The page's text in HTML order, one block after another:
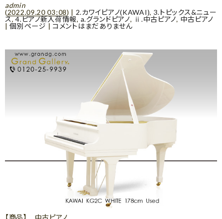
admin
(2022.09.20 03:08) | 2.カワイピアノ(KAWAI), 3.トピックス&ニュー
ス,4.ピアノ新入荷情報, a.グランドピアノ, ⅱ.中古ピアノ, 中古ピアノ
|個別ページ |コメントはまだありません
【商品】 中古ピアノ